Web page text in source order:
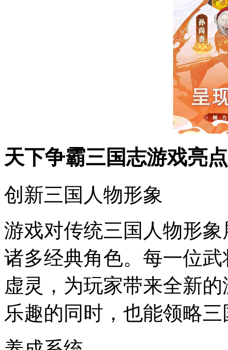
天下争霸三国志游戏亮点
创新三国人物形象
游戏对传统三国人物形
诸多经典角色。每一位
虚灵，为玩家带来全新
乐趣的同时，也能领略